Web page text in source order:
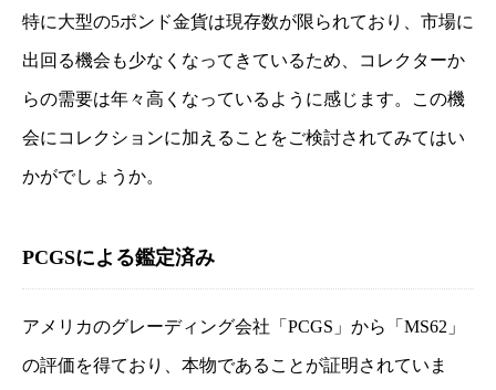
特に大型の5ポンド金貨は現存数が限られており 、市場に
出回る機会も少なくなってきているため、コレクターか
らの需要は年々高くなっているように感じます。この機
会にコレクションに加えることをご検討されてみてはい
かがでしょうか。
PCGSによる鑑定済み
アメリカのグレーディング会社「PCGS」から「MS62」
の評価を得ており、本物であることが証明されていま